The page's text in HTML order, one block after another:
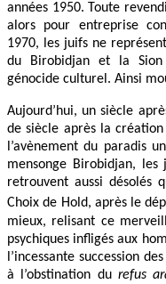
années 1950. Toute
alors pour entreprise
1970, les juifs ne
du Birobidjan et la
génocide culturel. Ainsi
Aujourd’hui, un siècle
de siècle après la
l’avènement du paradis
mensonge Birobidjan, les
retrouvent aussi désolés
Choix de Hold, après le
mieux, relisant ce
psychiques infligés aux
l’incessante succession
à l’obstination du refus